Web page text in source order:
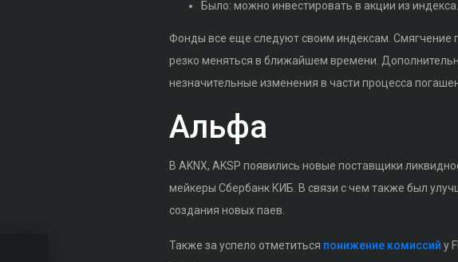
Было: можно инвестировать в акции из индекса.
Фонды все еще следуют своим индексам. Смягчение
резко меняться в ближайшем времени.
незначительные изменения в части процесса
Альфа
В AKNX, AKSP появились новые поставщики
мейкеры Сбербанк КИБ. В связи с чем также был
создания новых паев.
Также за успело отметиться понижение комиссий у